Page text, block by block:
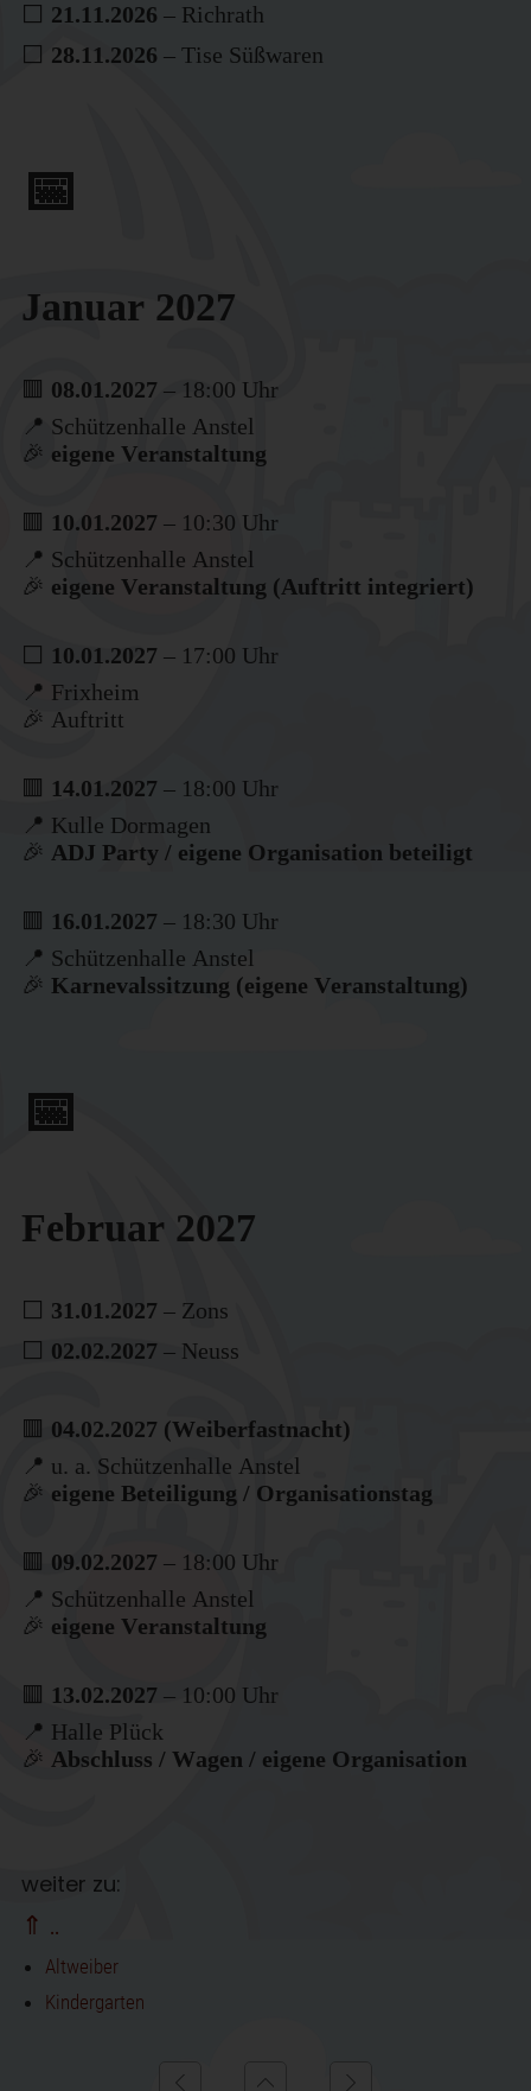
⬜ 21.11.2026 – Richrath
⬜ 28.11.2026 – Tise Süßwaren
📅
Januar 2027
🟥 08.01.2027 – 18:00 Uhr
📍 Schützenhalle Anstel
🎉 eigene Veranstaltung
🟥 10.01.2027 – 10:30 Uhr
📍 Schützenhalle Anstel
🎉 eigene Veranstaltung (Auftritt integriert)
⬜ 10.01.2027 – 17:00 Uhr
📍 Frixheim
🎉 Auftritt
🟥 14.01.2027 – 18:00 Uhr
📍 Kulle Dormagen
🎉 ADJ Party / eigene Organisation beteiligt
🟥 16.01.2027 – 18:30 Uhr
📍 Schützenhalle Anstel
🎉 Karnevalssitzung (eigene Veranstaltung)
📅
Februar 2027
⬜ 31.01.2027 – Zons
⬜ 02.02.2027 – Neuss
🟥 04.02.2027 (Weiberfastnacht)
📍 u. a. Schützenhalle Anstel
🎉 eigene Beteiligung / Organisationstag
🟥 09.02.2027 – 18:00 Uhr
📍 Schützenhalle Anstel
🎉 eigene Veranstaltung
🟥 13.02.2027 – 10:00 Uhr
📍 Halle Plück
🎉 Abschluss / Wagen / eigene Organisation
weiter zu:
⇑ ..
Altweiber
Kindergarten